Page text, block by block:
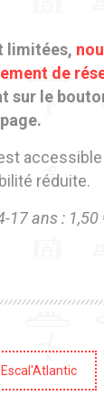
limitées,
de
sur le
accessible
réduite.
17 ans :
Escal'Atlantic